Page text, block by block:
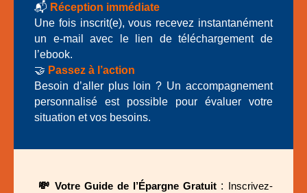
📬 Réception immédiate
Une fois inscrit(e), vous recevez instantanément
un e-mail avec le lien de téléchargement de
l’ebook.
🤝 Passez à l’action
Besoin d’aller plus loin ? Un accompagnement
personnalisé est possible pour évaluer votre
situation et vos besoins.
💸 Votre Guide de l’Épargne Gratuit :
Inscrivez-